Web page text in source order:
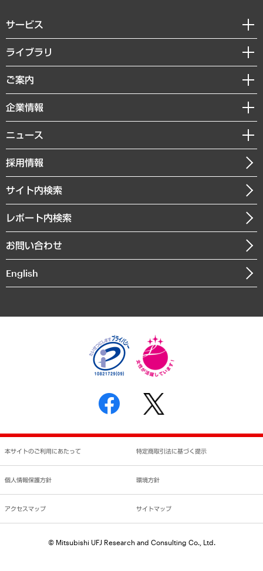
サービス
経営戦略
組織・人事戦略
デジタルイノベーション
共生・ダイバーシティ
GRC（ガバナンス・リスク・コンプライアンス）・防災（政策）
経済・産業・雇用・労働
まちづくり・観光・交通・スポーツ・スマートシティ
自然資源・農林水産業・食料システム
ライブラリ
経済調査
レポート
コラム
経営用語集
受託・受注実績（官公庁関連）
メディア掲載・出演
ご案内
セミナー・イベント情報
MUFGビジネスセミナー
受託案件情報
企業情報
私たちの想い
社長メッセージ
会社概要
沿革
組織図・本部部室紹介
インドネシア現地法人
個人情報保護方針
反社会的勢力に対する基本方針
書面による個人情報の開示等の請求の手続きについて
ニュース
ニュースリリース
お知らせ
採用情報
サイト内検索
レポート内検索
お問い合わせ
English
本サイトのご利用にあたって 特定商取引法に基づく提示
個人情報保護方針 環境方針
アクセスマップ サイトマップ
© Mitsubishi UFJ Research and Consulting Co., Ltd.